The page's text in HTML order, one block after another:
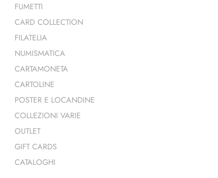
FUMETTI
CARD COLLECTION
FILATELIA
NUMISMATICA
CARTAMONETA
CARTOLINE
POSTER E LOCANDINE
COLLEZIONI VARIE
OUTLET
GIFT CARDS
CATALOGHI